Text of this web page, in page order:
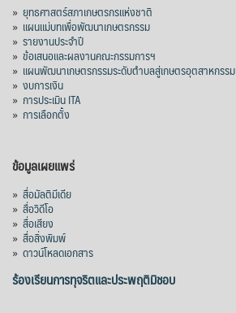
» ยุทธศาสตร์สภาเกษตรกรแห่งชาติ
» แผนแม่บทเพื่อพัฒนาเกษตรกรรม
» รายงานประจำปี
» ข้อเสนอและผลงานคณะกรรมการฯ
» แผนพัฒนาเกษตรกรรมระดับตำบลสู่เกษตรอุตสาหกรรม
» งบการเงิน
» การประเมิน ITA
» การเลือกตั้ง
ข้อมูลเผยแพร่
» สื่อมัลติมีเดีย
» สื่อวิดีโอ
» สื่อเสียง
» สื่อสิ่งพิมพ์
» ดาวน์โหลดเอกสาร
ร้องเรียนการทุจริตและประพฤติมิชอบ